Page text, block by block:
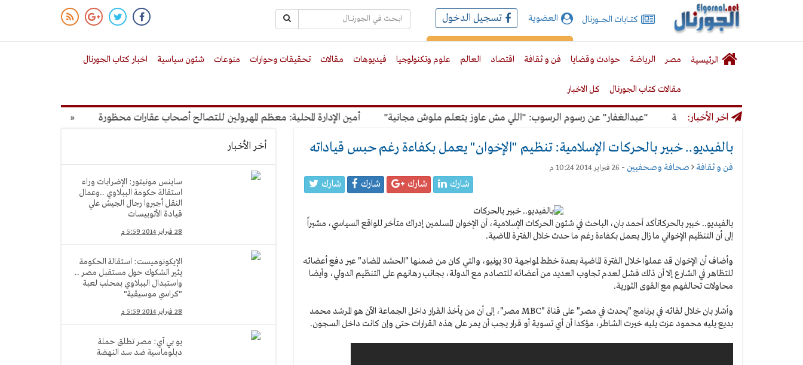
الجورنال
نت
كتـــابات الجـــــورنال العضوية تسجيل الدخول
الرئيسية مصر الرياضة حوادث وقضايا فن و ثقافة اقتصاد العالم علوم وتكنولوجيا فيديوهات مقالات تحقيقات وحوارات منوعات شئون سياسية اخبار كتاب الجورنال
مقالات كتاب الجورنال كل الاخبار
اخر الأخبار:
وندرك الظروف الاقتصادية "عبدالغفار" عن رسوم الرسوب: "اللي مش عاوز يتعلم ملوش مجانية" أمين الإدارة المحلية: معظم المهرولين للتصالح أصحاب عقارات محظورة «ديل بوسكي» لم يقرر
بالفيديو.. خبير بالحركات الإسلامية: تنظيم "الإخوان" يعمل بكفاءة رغم حبس قياداته
فن و ثقافة صحافة وصحفيين - 26 فبراير 2014 10:24 م
شارك شارك شارك شارك
بالفيديو.. خبير بالحركاتأكد أحمد بان، الباحث في شئون الحركات الإسلامية، أن الإخوان المسلمين إدراك متأخر للواقع السياسي، مشيراً
إلى أن التنظيم الإخواني ما زال يعمل بكفاءة رغم ما حدث خلال الفترة الماضية.
وأضاف أن الإخوان قد عملوا خلال الفترة الماضية بعدة خطط لمواجهة 30 يونيو، والتي كان من ضمنها "الحشد المضاد" عبر دفع أعضائه
للتظاهر في الشارع إلا أن ذلك فشل لعدم تجاوب العديد من أعضائه للتصادم مع الدولة، بجانب رهانهم على التنظيم الدولي، وأيضا
محاولات تحالفهم مع القوى الثورية.
وأشار بان خلال لقائه في برنامج "يحدث في مصر" على قناة "MBC مصر"، إلى أن من يأخذ القرار داخل الجماعة الآن هو المرشد محمد
بديع يليه محمود عزت يليه خيرت الشاطر، مؤكدا أن أي تسوية أو قرار يجب أن يمر على هذه القرارات حتى وإن كانت داخل السجون.
أخر الأخبار
ساينس مونيتور: الإضرابات وراء
استقالة حكومة الببلاوي ..وعمال
النقل أجبروا رجال الجيش علي
قيادة الأتوبيسات
28 فبراير 2014 5:59 م
الإيكونوميست: استقالة الحكومة
يثير الشكوك حول مستقبل مصر ..
واستبدال الببلاوي بمحلب لعبة
"كراسي موسيقية"
28 فبراير 2014 5:59 م
يو بي آي: مصر تطلق حملة
دبلوماسية ضد سد النهضة